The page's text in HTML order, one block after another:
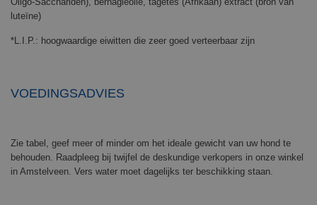
luteïne)
*L.I.P.: hoogwaardige eiwitten die zeer goed verteerbaar zijn
VOEDINGSADVIES
Zie tabel, geef meer of minder om het ideale gewicht van uw hond te
behouden. Raadpleeg bij twijfel de deskundige verkopers in onze winkel
in Amstelveen. Vers water moet dagelijks ter beschikking staan.